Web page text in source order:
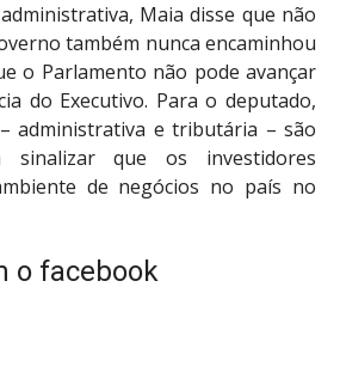
Maia disse que não
também nunca encaminhou
o Parlamento não pode avançar
do Executivo. Para o deputado,
administrativa e tributária – são
sinalizar que os investidores
de negócios no país no
o facebook